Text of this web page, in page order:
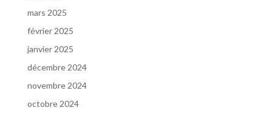
mars 2025
février 2025
janvier 2025
décembre 2024
novembre 2024
octobre 2024